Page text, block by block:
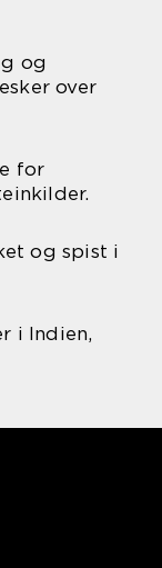
og
over
for
og spist i
i Indien,